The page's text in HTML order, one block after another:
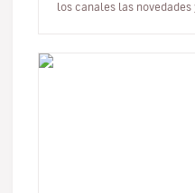
los canales las